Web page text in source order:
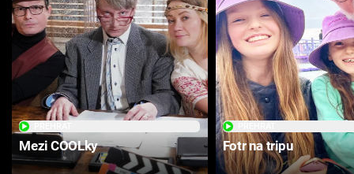
Mezi COOLky Fotr na tripu